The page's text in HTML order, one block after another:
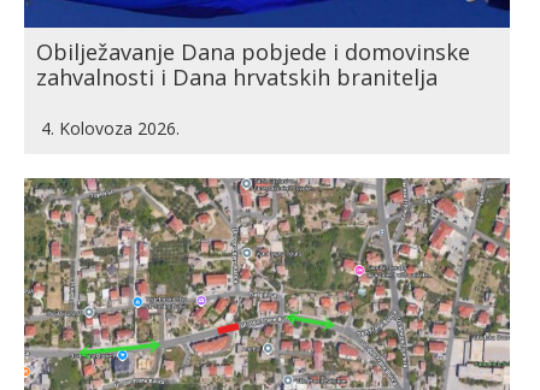
Obilježavanje Dana pobjede i domovinske
zahvalnosti i Dana hrvatskih branitelja
4. Kolovoza 2026.